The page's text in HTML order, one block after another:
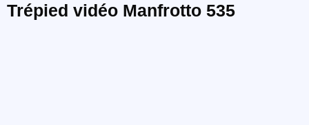
Trépied vidéo Manfrotto 535